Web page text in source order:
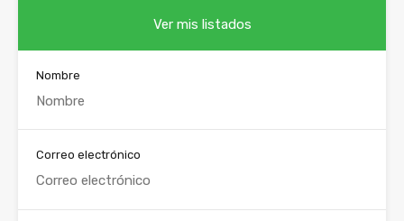
Ver mis listados
Nombre
Correo electrónico